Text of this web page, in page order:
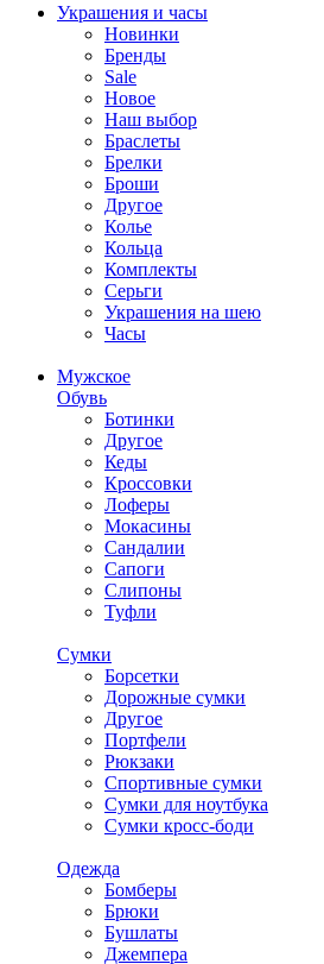
Украшения и часы
Новинки
Бренды
Sale
Новое
Наш выбор
Браслеты
Брелки
Броши
Другое
Колье
Кольца
Комплекты
Серьги
Украшения на шею
Часы
Мужское
Обувь
Ботинки
Другое
Кеды
Кроссовки
Лоферы
Мокасины
Сандалии
Сапоги
Слипоны
Туфли
Сумки
Борсетки
Дорожные сумки
Другое
Портфели
Рюкзаки
Спортивные сумки
Сумки для ноутбука
Сумки кросс-боди
Одежда
Бомберы
Брюки
Бушлаты
Джемпера